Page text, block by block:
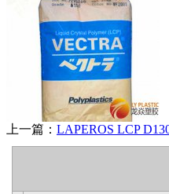
上一篇： LAPEROS LCP